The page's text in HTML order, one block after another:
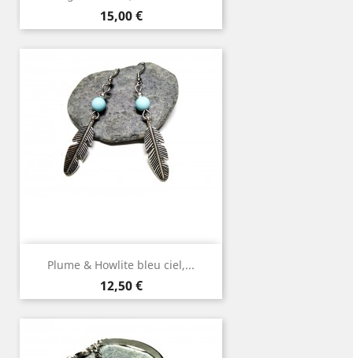
Prix
15,00 €
Plume & Howlite bleu ciel,...
Prix
12,50 €